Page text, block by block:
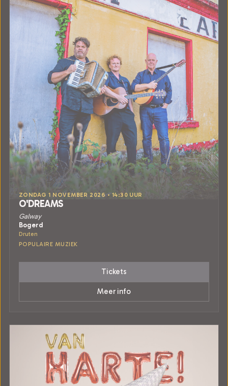
ZONDAG 1 NOVEMBER 2026 • 14:30 UUR
O'DREAMS
Galway
Bogerd
Druten
POPULAIRE MUZIEK
Tickets
Meer info